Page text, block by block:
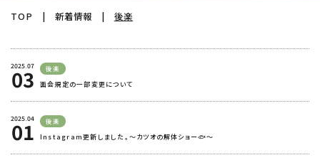
TOP | 新着情報 | 後楽
2025.07
03 後楽
面会規定の一部変更について
2025.04
01 後楽
Instagram更新しました。～カツオの解体ショー🐟～